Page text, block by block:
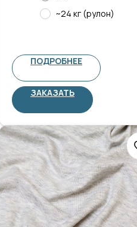
~24 кг (рулон)
ПОДРОБНЕЕ
ЗАКАЗАТЬ